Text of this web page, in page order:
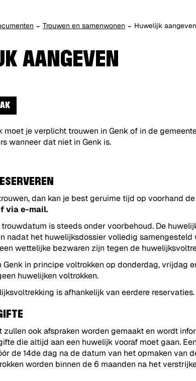
Trouwen en samenwonen Huwelijk aangeven
AANGEVEN
moet je verplicht trouwen in Genk of in de
wanneer dat niet in Genk is.
dan kan je best geruime tijd op voorhand
via e-mail.
is steeds onder voorbehoud. De
nadat het huwelijksdossier volledig
wettelijke bezwaren zijn tegen de
Genk in principe voltrokken op donderdag, vrijdag
huwelijken voltrokken.
is afhankelijk van eerdere reservaties.
ook afspraken worden gemaakt en wordt
die altijd aan een huwelijk vooraf moet gaan.
de 14de dag na de datum van het opmaken van
worden binnen de 6 maanden na het